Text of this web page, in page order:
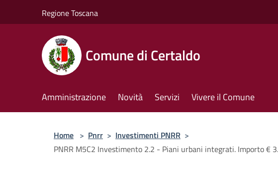
Regione Toscana
Comune di Certaldo
Amministrazione Novità Servizi Vivere il Comune
Home > Pnrr > Investimenti PNRR >
PNRR M5C2 Investimento 2.2 - Piani urbani integrati. Importo €